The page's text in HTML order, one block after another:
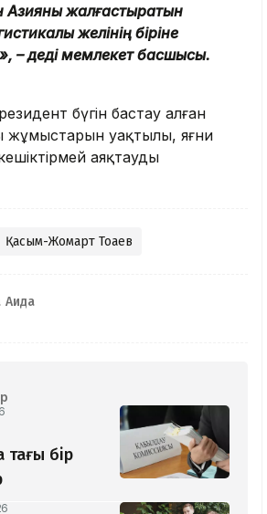
Азияны жалғастыратын
желінің біріне
– деді мемлекет басшысы.
бүгін бастау алған
жұмыстарын уақтылы, яғни
аяқтауды
Қасым-Жомарт Тоқаев
Аида
тағы бір